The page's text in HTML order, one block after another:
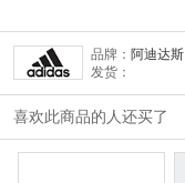
品牌： 阿迪达斯
发货：
喜欢此商品的人还买了